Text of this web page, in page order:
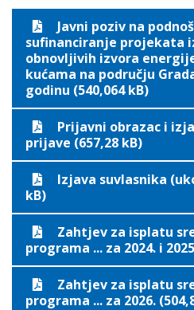
Javni poziv na
sufinanciranje projekata
obnovljivih izvora
kućama na području
godinu (540,064 kB)
Prijavni obrazac i
prijave (657,28 kB)
Izjava suvlasnika
kB)
Zahtjev za isplatu
programa ... za 2024. i
Zahtjev za isplatu
programa ... za 2026.